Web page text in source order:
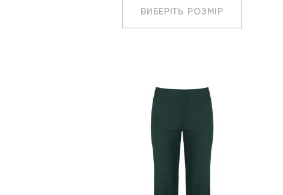
ВИБЕРІТЬ РОЗМІР